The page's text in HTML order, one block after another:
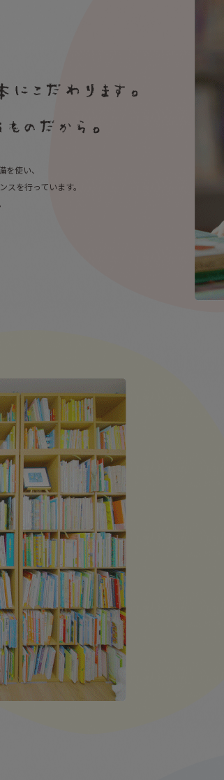
使い、
を行っています。